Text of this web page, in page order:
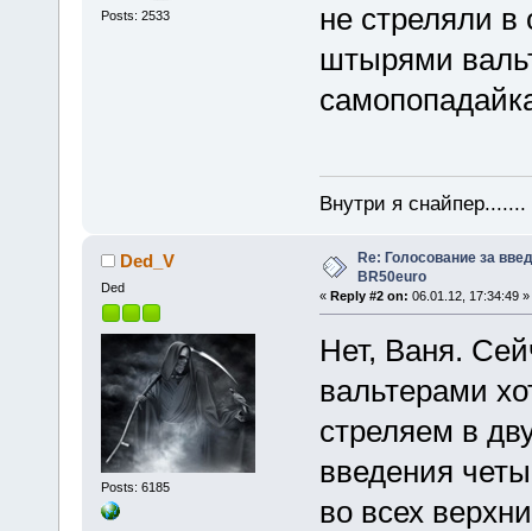
Posts: 2533
не стреляли
штырями
Внутри я
Ded_V
Ded
Posts: 6185
Re: Голосование за
BR50euro
« Reply #2 on: 06.01.12, 17:34:49 »
Нет, Ваня.
вальтерами
стреляем в
введения
во всех